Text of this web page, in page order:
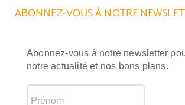
ABONNEZ-VOUS À NOTRE
Abonnez-vous à notre newsletter
notre actualité et nos bons plans.